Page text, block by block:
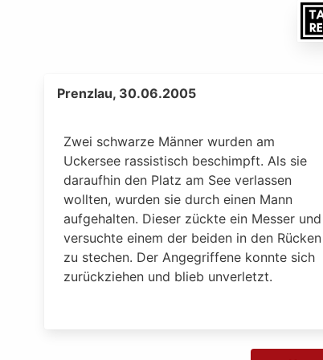
Prenzlau, 30.06.2005
Zwei schwarze Männer wurden am
Uckersee rassistisch beschimpft. Als sie
daraufhin den Platz am See verlassen
wollten, wurden sie durch einen Mann
aufgehalten. Dieser zückte ein Messer und
versuchte einem der beiden in den Rücken
zu stechen. Der Angegriffene konnte sich
zurückziehen und blieb unverletzt.